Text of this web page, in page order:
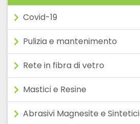
Covid-19
Pulizia e mantenimento
Rete in fibra di vetro
Mastici e Resine
Abrasivi Magnesite e Sintetici